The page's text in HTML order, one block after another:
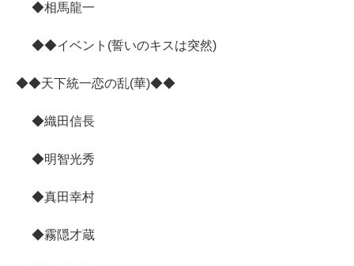
◆相馬龍一
◆◆イベント(誓いのキスは突然)
◆◆天下統一恋の乱(華)◆◆
◆織田信長
◆明智光秀
◆真田幸村
◆霧隠才蔵